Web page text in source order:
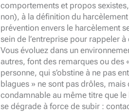
comportements et propos
non), à la définition du
prévention envers le harcèlement
sein de l’entreprise pour rappeler
Vous évoluez dans un
autres, font des remarques ou des
personne, qui s’obstine à ne pas
blagues » ne sont pas drôles,
condamnable au même titre que le
se dégrade à force de subir :